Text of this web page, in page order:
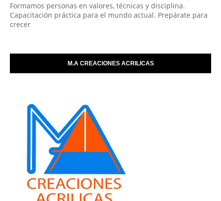
Formamos personas en valores, técnicas y disciplina.
Capacitación práctica para el mundo actual. Prepárate para
crecer
M.A CREACIONES ACRILICAS